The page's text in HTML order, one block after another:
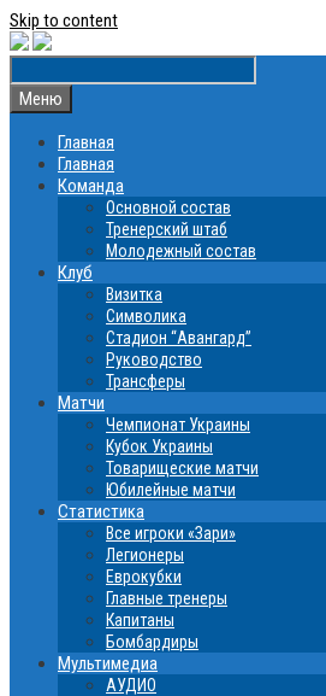
Skip to content
Меню
Главная
Главная
Команда
Основной состав
Тренерский штаб
Молодежный состав
Клуб
Визитка
Символика
Стадион “Авангард”
Руководство
Трансферы
Матчи
Чемпионат Украины
Кубок Украины
Товарищеские матчи
Юбилейные матчи
Статистика
Все игроки «Зари»
Легионеры
Еврокубки
Главные тренеры
Капитаны
Бомбардиры
Мультимедиа
АУДИО